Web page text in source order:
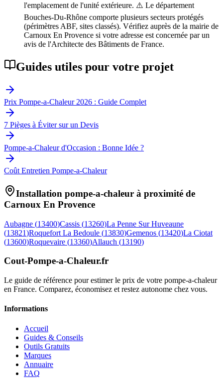
l'emplacement de l'unité extérieure. ⚠️ Le département
Bouches-Du-Rhône comporte plusieurs secteurs protégés
(périmètres ABF, sites classés). Vérifiez auprès de la mairie de
Carnoux En Provence si votre adresse est concernée par un
avis de l'Architecte des Bâtiments de France.
Guides utiles pour votre projet
Prix Pompe-a-Chaleur 2026 : Guide Complet
7 Pièges à Éviter sur un Devis
Pompe-a-Chaleur d'Occasion : Bonne Idée ?
Coût Entretien Pompe-a-Chaleur
Installation pompe-a-chaleur à proximité de
Carnoux En Provence
Aubagne (13400)Cassis (13260)La Penne Sur Huveaune
(13821)Roquefort La Bedoule (13830)Gemenos (13420)La Ciotat
(13600)Roquevaire (13360)Allauch (13190)
Cout-Pompe-a-Chaleur.fr
Le guide de référence pour estimer le prix de votre pompe-a-chaleur
en France. Comparez, économisez et restez autonome chez vous.
Informations
Accueil
Guides & Conseils
Outils Gratuits
Marques
Annuaire
FAQ